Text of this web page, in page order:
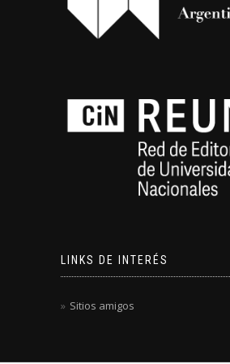
LINKS DE INTERÉS
Sitios amigos